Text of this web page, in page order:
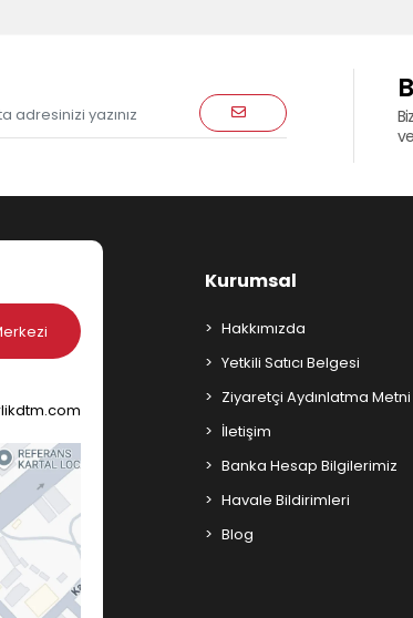
Kurumsal
Hakkımızda
Yetkili Satıcı Belgesi
Ziyaretçi Aydınlatma Metni
İletişim
Banka Hesap Bilgilerimiz
Havale Bildirimleri
Blog